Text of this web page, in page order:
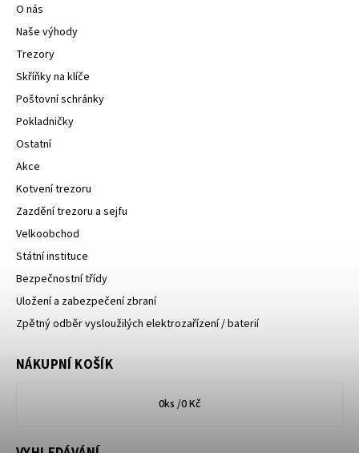
O nás
Naše výhody
Trezory
Skříňky na klíče
Poštovní schránky
Pokladničky
Ostatní
Akce
Kotvení trezoru
Zazdění trezoru a sejfu
Velkoobchod
Státní instituce
Bezpečnostní třídy
Uložení a zabezpečení zbraní
Zpětný odběr vysloužilých elektrozařízení / baterií
NÁKUPNÍ KOŠÍK
0ks /0 Kč